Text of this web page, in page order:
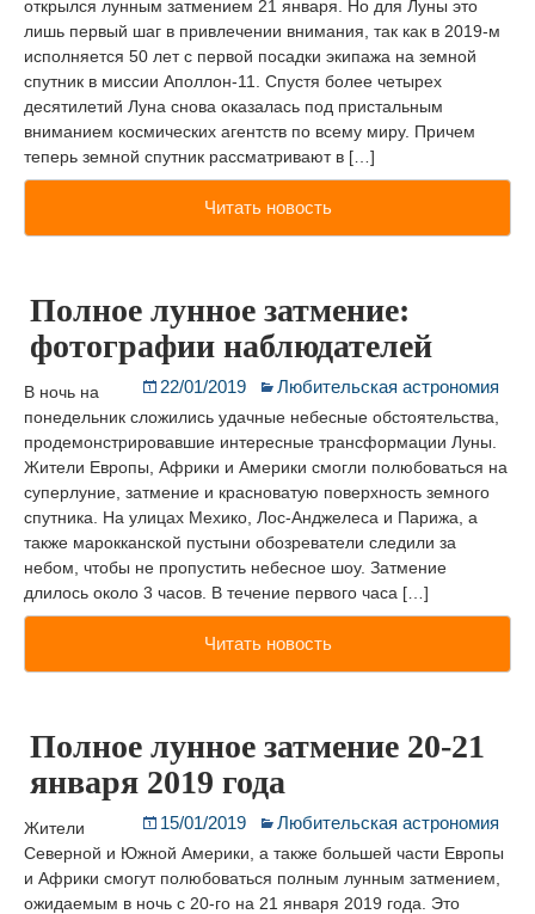
открылся лунным затмением 21 января. Но для Луны это
лишь первый шаг в привлечении внимания, так как в 2019-м
исполняется 50 лет с первой посадки экипажа на земной
спутник в миссии Аполлон-11. Спустя более четырех
десятилетий Луна снова оказалась под пристальным
вниманием космических агентств по всему миру. Причем
теперь земной спутник рассматривают в […]
Читать новость
Полное лунное затмение:
фотографии наблюдателей
22/01/2019 Любительская астрономия
В ночь на
понедельник сложились удачные небесные обстоятельства,
продемонстрировавшие интересные трансформации Луны.
Жители Европы, Африки и Америки смогли полюбоваться на
суперлуние, затмение и красноватую поверхность земного
спутника. На улицах Мехико, Лос-Анджелеса и Парижа, а
также марокканской пустыни обозреватели следили за
небом, чтобы не пропустить небесное шоу. Затмение
длилось около 3 часов. В течение первого часа […]
Читать новость
Полное лунное затмение 20-21
января 2019 года
15/01/2019 Любительская астрономия
Жители
Северной и Южной Америки, а также большей части Европы
и Африки смогут полюбоваться полным лунным затмением,
ожидаемым в ночь с 20-го на 21 января 2019 года. Это